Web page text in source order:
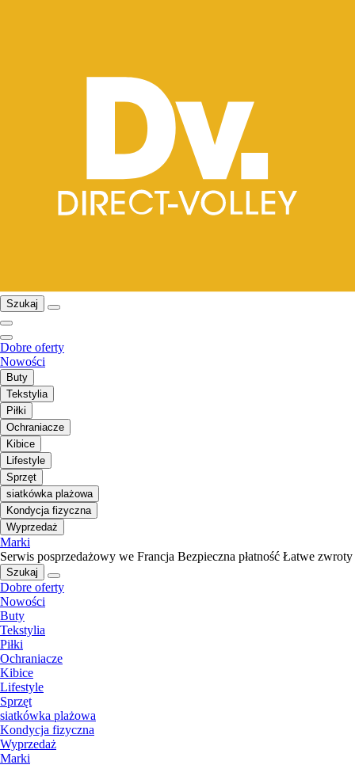
Szukaj
Dobre oferty
Nowości
Buty
Tekstylia
Piłki
Ochraniacze
Kibice
Lifestyle
Sprzęt
siatkówka plażowa
Kondycja fizyczna
Wyprzedaż
Marki
Serwis posprzedażowy we Francja Bezpieczna płatność Łatwe zwroty
Szukaj
Dobre oferty
Nowości
Buty
Tekstylia
Piłki
Ochraniacze
Kibice
Lifestyle
Sprzęt
siatkówka plażowa
Kondycja fizyczna
Wyprzedaż
Marki